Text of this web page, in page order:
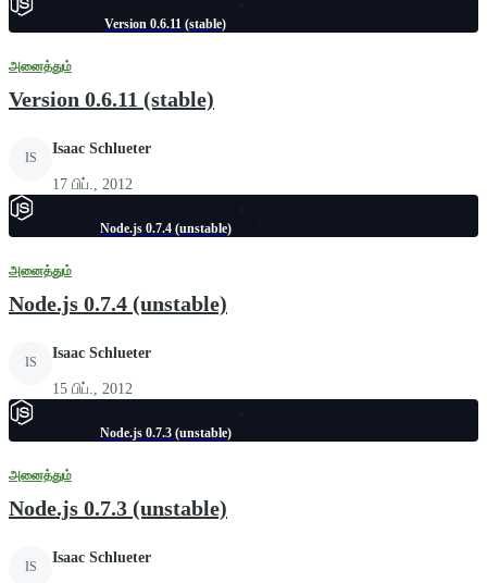
Version 0.6.11 (stable)
அனைத்தும்
Version 0.6.11 (stable)
IS
Isaac Schlueter
17 பிப்., 2012
Node.js 0.7.4 (unstable)
அனைத்தும்
Node.js 0.7.4 (unstable)
IS
Isaac Schlueter
15 பிப்., 2012
Node.js 0.7.3 (unstable)
அனைத்தும்
Node.js 0.7.3 (unstable)
IS
Isaac Schlueter